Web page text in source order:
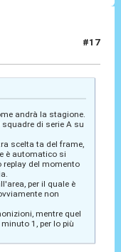
#17
andrà la stagione.
di serie A su
scelta ta del frame,
è automatico si
replay del momento
per il quale è
non
mentre quel
1, per lo più